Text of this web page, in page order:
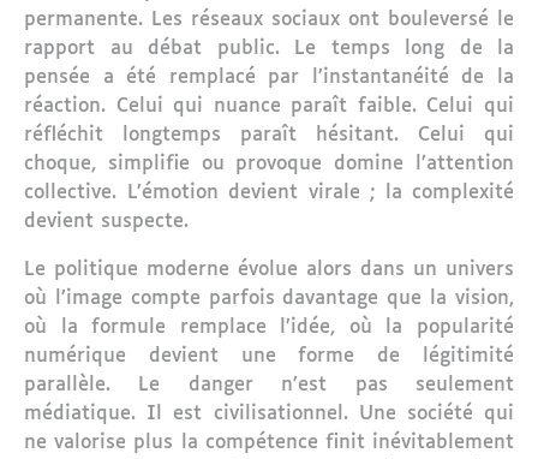
permanente. Les réseaux sociaux ont bouleversé le
rapport au débat public. Le temps long de la
pensée a été remplacé par l’instantanéité de la
réaction. Celui qui nuance paraît faible. Celui qui
réfléchit longtemps paraît hésitant. Celui qui
choque, simplifie ou provoque domine l’attention
collective. L’émotion devient virale ; la complexité
devient suspecte.
Le politique moderne évolue alors dans un univers
où l’image compte parfois davantage que la vision,
où la formule remplace l’idée, où la popularité
numérique devient une forme de légitimité
parallèle. Le danger n’est pas seulement
médiatique. Il est civilisationnel. Une société qui
ne valorise plus la compétence finit inévitablement